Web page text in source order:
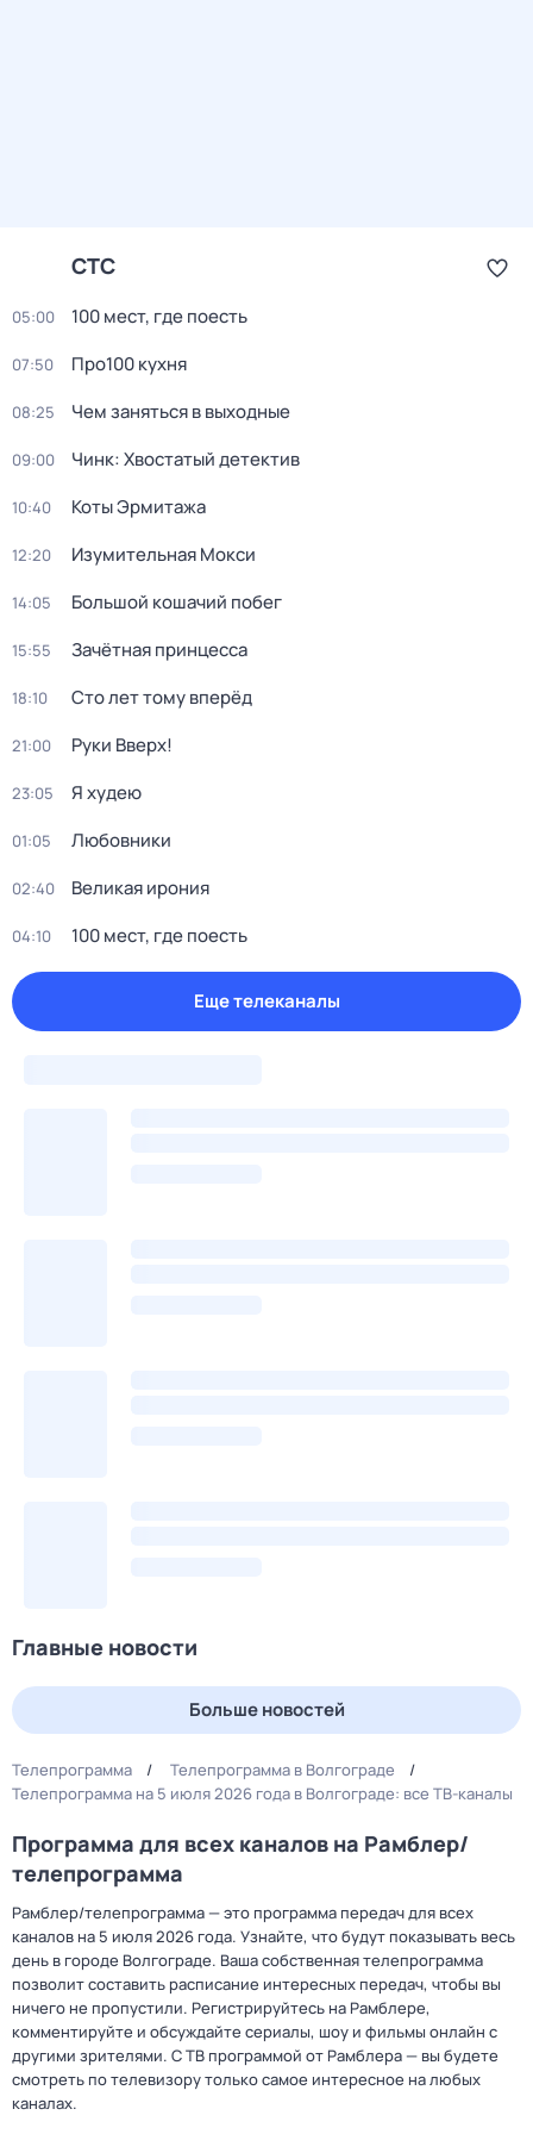
СТС
05:00 100 мест, где поесть
07:50 Про100 кухня
08:25 Чем заняться в выходные
09:00 Чинк: Хвостатый детектив
10:40 Коты Эрмитажа
12:20 Изумительная Мокси
14:05 Большой кошачий побег
15:55 Зачётная принцесса
18:10 Сто лет тому вперёд
21:00 Руки Bвеpх!
23:05 Я худею
01:05 Любовники
02:40 Великая ирония
04:10 100 мест, где поесть
Еще телеканалы
Главные новости
Больше новостей
Телепрограмма
Телепрограмма в Волгограде
Телепрограмма на 5 июля 2026 года в Волгограде: все ТВ-каналы
Программа для всех каналов на Рамблер/
телепрограмма
Рамблер/телепрограмма — это программа передач для всех
каналов на 5 июля 2026 года. Узнайте, что будут показывать весь
день в городе Волгограде. Ваша собственная телепрограмма
позволит составить расписание интересных передач, чтобы вы
ничего не пропустили. Регистрируйтесь на Рамблере,
комментируйте и обсуждайте сериалы, шоу и фильмы онлайн с
другими зрителями. С ТВ программой от Рамблера — вы будете
смотреть по телевизору только самое интересное на любых
каналах.